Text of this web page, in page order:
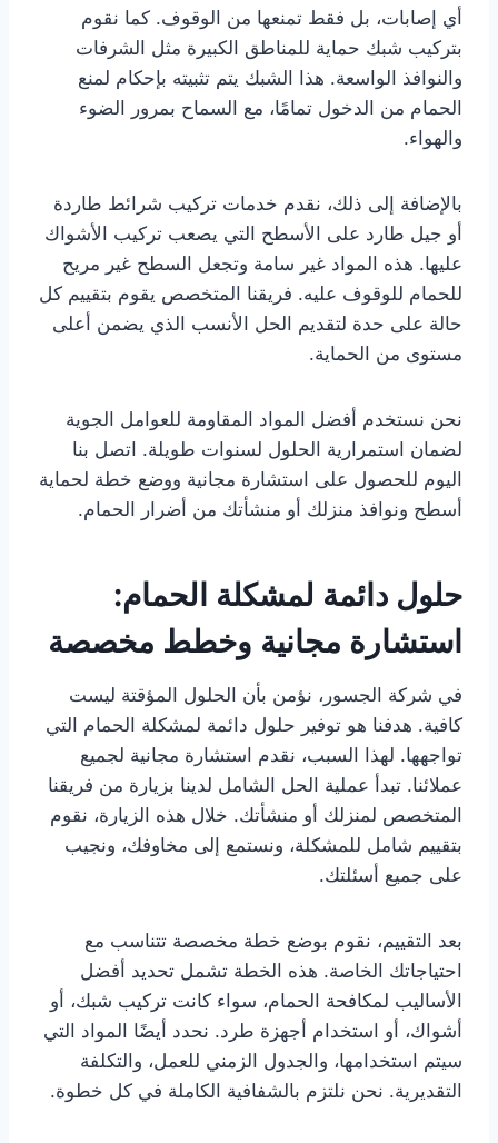
أي إصابات، بل فقط تمنعها من الوقوف. كما نقوم
بتركيب شبك حماية للمناطق الكبيرة مثل الشرفات
والنوافذ الواسعة. هذا الشبك يتم تثبيته بإحكام لمنع
الحمام من الدخول تمامًا، مع السماح بمرور الضوء
والهواء.
بالإضافة إلى ذلك، نقدم خدمات تركيب شرائط طاردة
أو جيل طارد على الأسطح التي يصعب تركيب الأشواك
عليها. هذه المواد غير سامة وتجعل السطح غير مريح
للحمام للوقوف عليه. فريقنا المتخصص يقوم بتقييم كل
حالة على حدة لتقديم الحل الأنسب الذي يضمن أعلى
مستوى من الحماية.
نحن نستخدم أفضل المواد المقاومة للعوامل الجوية
لضمان استمرارية الحلول لسنوات طويلة. اتصل بنا
اليوم للحصول على استشارة مجانية ووضع خطة لحماية
أسطح ونوافذ منزلك أو منشأتك من أضرار الحمام.
حلول دائمة لمشكلة الحمام:
استشارة مجانية وخطط مخصصة
في شركة الجسور، نؤمن بأن الحلول المؤقتة ليست
كافية. هدفنا هو توفير حلول دائمة لمشكلة الحمام التي
تواجهها. لهذا السبب، نقدم استشارة مجانية لجميع
عملائنا. تبدأ عملية الحل الشامل لدينا بزيارة من فريقنا
المتخصص لمنزلك أو منشأتك. خلال هذه الزيارة، نقوم
بتقييم شامل للمشكلة، ونستمع إلى مخاوفك، ونجيب
على جميع أسئلتك.
بعد التقييم، نقوم بوضع خطة مخصصة تتناسب مع
احتياجاتك الخاصة. هذه الخطة تشمل تحديد أفضل
الأساليب لمكافحة الحمام، سواء كانت تركيب شبك، أو
أشواك، أو استخدام أجهزة طرد. نحدد أيضًا المواد التي
سيتم استخدامها، والجدول الزمني للعمل، والتكلفة
التقديرية. نحن نلتزم بالشفافية الكاملة في كل خطوة.